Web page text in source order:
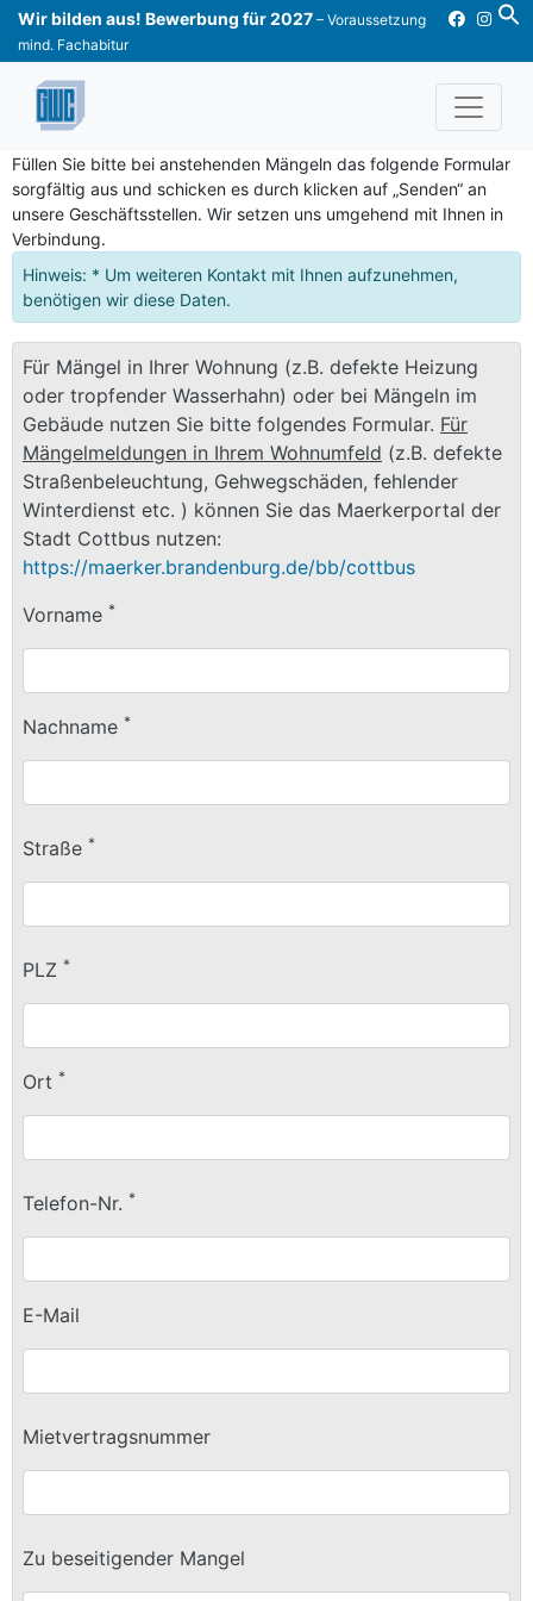
Skip
content
Wir bilden aus! Bewerbung für 2027 – Voraussetzung
mind. Fachabitur
Füllen Sie bitte bei anstehenden Mängeln das folgende Formular
sorgfältig aus und schicken es durch klicken auf „Senden“ an
unsere Geschäftsstellen. Wir setzen uns umgehend mit Ihnen in
Verbindung.
Hinweis: * Um weiteren Kontakt mit Ihnen aufzunehmen,
benötigen wir diese Daten.
Für Mängel in Ihrer Wohnung (z.B. defekte Heizung
oder tropfender Wasserhahn) oder bei Mängeln im
Gebäude nutzen Sie bitte folgendes Formular. Für
Mängelmeldungen in Ihrem Wohnumfeld (z.B. defekte
Straßenbeleuchtung, Gehwegschäden, fehlender
Winterdienst etc. ) können Sie das Maerkerportal der
Stadt Cottbus nutzen:
https://maerker.brandenburg.de/bb/cottbus
Vorname *
Nachname *
Straße *
PLZ *
Ort *
Telefon-Nr. *
E-Mail
Mietvertragsnummer
Zu beseitigender Mangel